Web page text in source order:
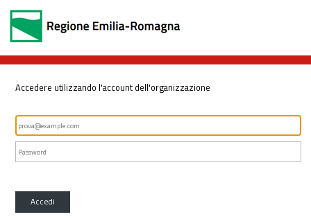
Accedere utilizzando l'account dell'organizzazione
Accedi